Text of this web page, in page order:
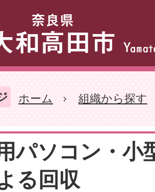
ホーム 組織から探す
パソコン・小
る回収